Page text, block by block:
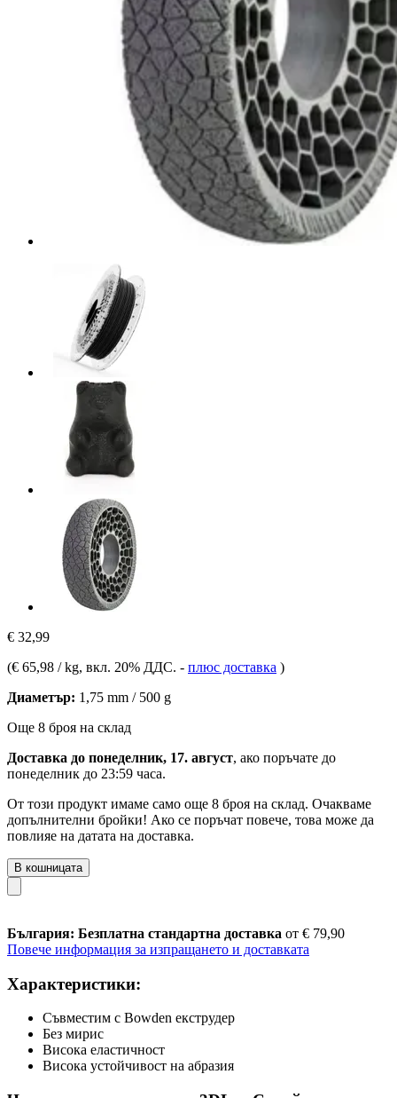
€ 32,99
(€ 65,98 / kg, вкл. 20% ДДС. - плюс доставка )
Диаметър: 1,75 mm / 500 g
Още 8 броя на склад
Доставка до понеделник, 17. август, ако поръчате до
понеделник до 23:59 часа.
От този продукт имаме само още 8 броя на склад. Очакваме
допълнителни бройки! Ако се поръчат повече, това може да
повлияе на датата на доставка.
В кошницата
България: Безплатна стандартна доставка от € 79,90
Повече информация за изпращането и доставката
Характеристики:
Съвместим с Bowden екструдер
Без мирис
Висока еластичност
Висока устойчивост на абразия